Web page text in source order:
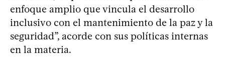
enfoque amplio que vincula el desarrollo
inclusivo con el mantenimiento de la paz y la
seguridad”, acorde con sus políticas internas
en la materia.